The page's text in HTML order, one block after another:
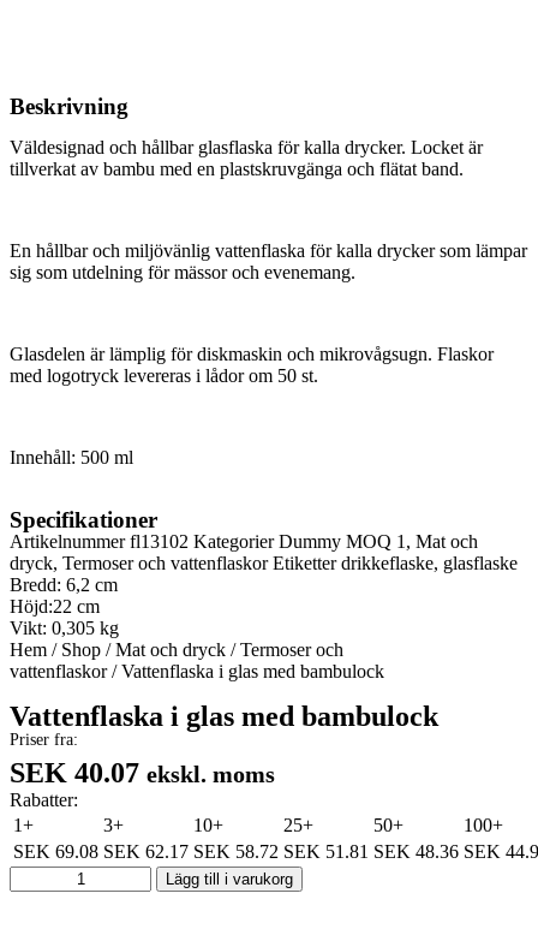
Beskrivning
Väldesignad och hållbar glasflaska för kalla drycker. Locket är
tillverkat av bambu med en plastskruvgänga och flätat band.
En hållbar och miljövänlig vattenflaska för kalla drycker som lämpar
sig som utdelning för mässor och evenemang.
Glasdelen är lämplig för diskmaskin och mikrovågsugn. Flaskor
med logotryck levereras i lådor om 50 st.
Innehåll: 500 ml
Specifikationer
Artikelnummerfl13102 Kategorier Dummy MOQ 1 , Mat och
dryck, Termoser och vattenflaskor Etiketter drikkeflaske, glasflaske
Bredd: 6,2 cm
Höjd:22 cm
Vikt: 0,305 kg
Hem / Shop /Mat och dryck /Termoser och
vattenflaskor/ Vattenflaska i glas med bambulock
Vattenflaska i glas med bambulock
Priser fra:
SEK 40.07 ekskl. moms
Rabatter:
1+
3+ 10+ 25+ 50+
100+
SEK 69.08 SEK 62.17 SEK 58.72 SEK 51.81 SEK 48.36 SEK
Vattenflaska
i
Lägg till i varukorg